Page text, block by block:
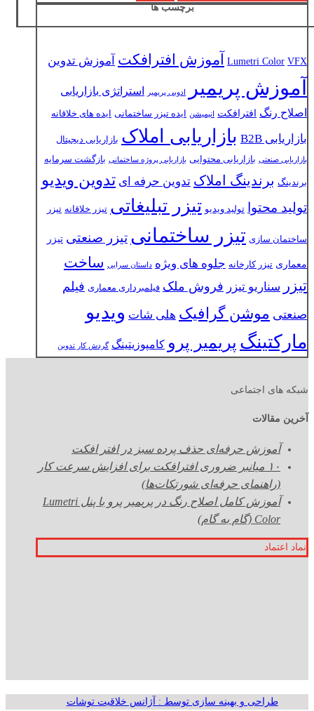
برچسب ها
Lumetri Color VFX آموزش افترافکت آموزش تدوین
آموزش پریمیر ادوبی پریمیر
استراتژی بازاریابی
اصلاح رنگ افترافکت انیمیشن ایده تیزر ساختمانی ایده های خلاقانه
بازاریابی B2B بازاریابی املاک بازاریابی دیجیتال
بازاریابی صنعتی بازاریابی محتوایی بازاریابی پروژه ساختمانی بازگشت سرمایه
برندینگ برندینگ املاک تدوین حرفه ای تدوین ویدیو
تولید محتوا تولید ویدیو تیزر تبلیغاتی تیزر خلاقانه تیزر
ساختمان سازی تیزر ساختمانی تیزر صنعتی تیزر
معماری تیزر کارخانه جلوه های ویژه داستان سرایی ساخت
تیزر سناریو تیزر فروش ملک فیلمبرداری معماری فیلم
صنعتی موشن گرافیک هلی شات ویدیو
مارکتینگ پریمیر پرو کامپوزیتینگ گردش کار تدوین
شبکه های اجتماعی
آخرین مقالات
آموزش حرفه‌ای حذف پرده سبز در افتر افکت
۱۰ میانبر ضروری افترافکت برای افزایش سرعت کار
(راهنمای حرفه‌ای شورتکات‌ها)
آموزش کامل اصلاح رنگ در پریمیر پرو با پنل Lumetri
Color (گام به گام)
نماد اعتماد
طراحی و بهینه سازی توسط : آژانس خلاقیت توشات